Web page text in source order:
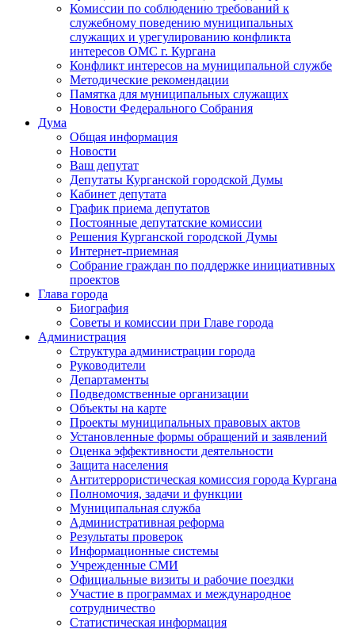
Комиссии по соблюдению требований к
служебному поведению муниципальных
служащих и урегулированию конфликта
интересов ОМС г. Кургана
Конфликт интересов на муниципальной службе
Методические рекомендации
Памятка для муниципальных служащих
Новости Федерального Cобрания
Дума
Общая информация
Новости
Ваш депутат
Депутаты Курганской городской Думы
Кабинет депутата
График приема депутатов
Постоянные депутатские комиссии
Решения Курганской городской Думы
Интернет-приемная
Собрание граждан по поддержке инициативных
проектов
Глава города
Биография
Советы и комиссии при Главе города
Администрация
Структура администрации города
Руководители
Департаменты
Подведомственные организации
Объекты на карте
Проекты муниципальных правовых актов
Установленные формы обращений и заявлений
Оценка эффективности деятельности
Защита населения
Антитеррористическая комиссия города Кургана
Полномочия, задачи и функции
Муниципальная служба
Административная реформа
Результаты проверок
Информационные системы
Учрежденные СМИ
Официальные визиты и рабочие поездки
Участие в программах и международное
сотрудничество
Статистическая информация